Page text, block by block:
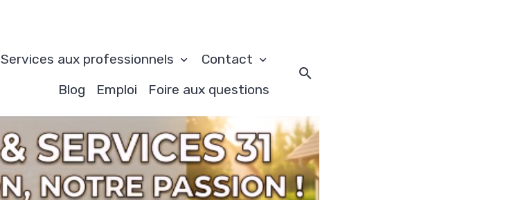
Services aux professionnels
Contact
Blog
Emploi Foire aux questions